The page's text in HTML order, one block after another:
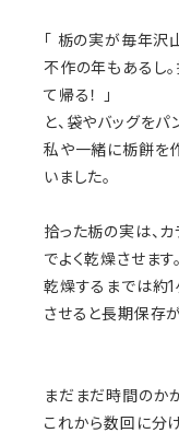
「 栃の実が毎年沢
不作の年もあるし
て帰る！ 」
と、袋やバッグをパ
私や一緒に栃餅を
いました。
拾った栃の実は、
でよく乾燥させます。
乾燥するまでは約1
させると長期保存
まだまだ時間のか
これから数回に分